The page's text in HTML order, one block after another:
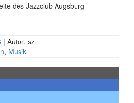
des Jazzclub Augsburg
| Autor: sz
, Musik